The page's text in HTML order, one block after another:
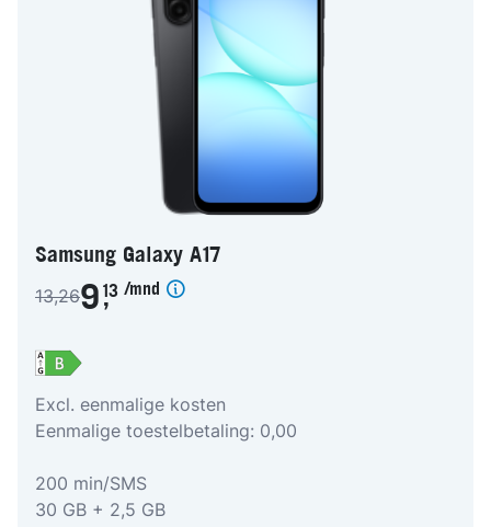
Samsung Galaxy A17
13,269 ,
13 /mnd
Excl. eenmalige kosten
Eenmalige toestelbetaling: 0,00
200 min/SMS
30 GB + 2,5 GB